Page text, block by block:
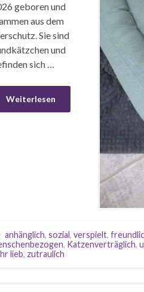
geboren und
aus dem
Sie sind
und
sich …
Weiterlesen
anhänglich, sozial, verspielt,
, Katzenverträglich,
lieb, zutraulich